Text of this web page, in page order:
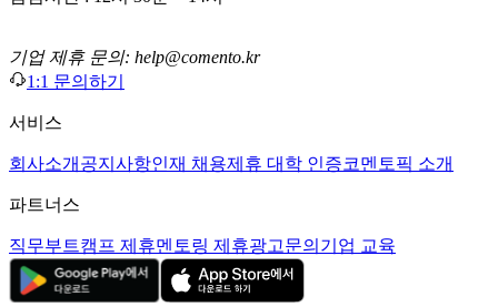
기업 제휴 문의: help@comento.kr
1:1 문의하기
서비스
회사소개 공지사항인재 채용제휴 대학 인증코멘토픽 소개
파트너스
직무부트캠프 제휴멘토링 제휴광고문의 기업 교육